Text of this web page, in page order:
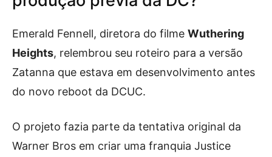
Emerald Fennell, diretora do filme Wuthering
Heights, relembrou seu roteiro para a versão
Zatanna que estava em desenvolvimento antes
do novo reboot da DCUC.
O projeto fazia parte da tentativa original da
Warner Bros em criar uma franquia Justice